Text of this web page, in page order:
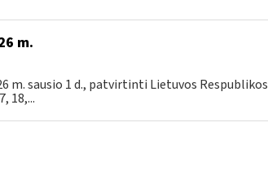
m.
m. sausio 1 d., patvirtinti Lietuvos Respublikos
18,...